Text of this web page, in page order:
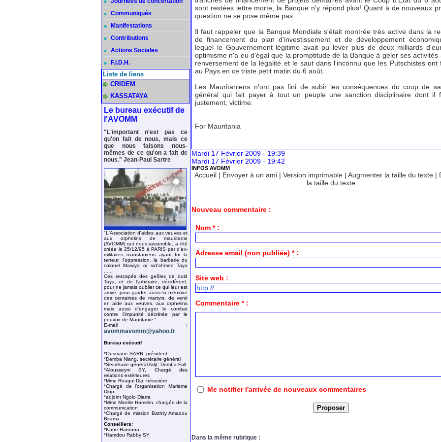
Communiqués
Manifestations
Contributions
Actions Sociales
F.I.D.H.
Liste de liens
CRIDEM
KASSATAYA
Le bureau exécutif de
l'AVOMM
"L'important n'est pas ce
qu'on fait de nous, mais ce
que nous faisons nous-
mêmes de ce qu'on a fait de
nous." Jean-Paul Sartre
"L'Association d'aides aux veuves et
aux orphelins de mauritanie
(AVOMM) qui nous rassemble, a été
créée le 25/12/95 à PARIS par d'ex-
militaires mauritaniens ayant fui la
terreur, l'oppression, la barbarie du
colonel Mawiya o/ sid'ahmed Taya
Ces rescapés des geôles de ould
Taya, et de l'arbitraire, décidèrent,
pour ne jamais oublier ce qui leur est
arrivé, pour garder aussi la mémoire
des centaines de martyrs, de venir
en aide aux veuves, aux orphelins
mais aussi d'engager le combat
contre l'impunité décrétée par le
pouvoir de Mauritanie."
E-mail :
avommavomm@yahoo.fr
Bureau exécutif
*Ousmane SARR, président
*Demba Niang, secrétaire général
*Secrétaire général Adjt; Demba Fall
*Alousseyni SY, Chargé des
relations extérieures
*Mme Rougui Dia, trésorière
*Chargé de l’organisation Mariame
Diop
*adjoint Ngolo Diarra
*Mme Mireille Hamelin, chargée de la
communication
*Chargé de mission Bathily Amadou
Birama
Conseillers:
*Kane Harouna
*Hamdou Rabby SY
sont restées lettre morte, la Banque n'y répond plus! Quant à de nouveaux
question ne se pose même pas.
Il faut rappeler que la Banque Mondiale s'était montrée très active dans la
de financement du plan d'investissement et de développement
lequel le Gouvernement légitime avait pu lever plus de deux milliards
optimisme n'a eu d'égal que la promptitude de la Banque à geler ses activités
renversement de la légalité et le saut dans l'inconnu que les Putschistes ont
au Pays en ce triste petit matin du 6 août.
Les Mauritaniens n'ont pas fini de subir les conséquences du coup de
général qui fait payer à tout un peuple une sanction disciplinaire dont il
justement, victime.
For Mauritania
Mardi 17 Février 2009 - 19:39
Mardi 17 Février 2009 - 19:42
INFOS AVOMM
Accueil | Envoyer à un ami | Version imprimable | Augmenter la taille du texte |
la taille du texte
Nouveau commentaire :
Nom * :
Adresse email (non publiée) * :
Site web :
Commentaire * :
Me notifier l'arrivée de nouveaux commentaires
Dans la même rubrique :